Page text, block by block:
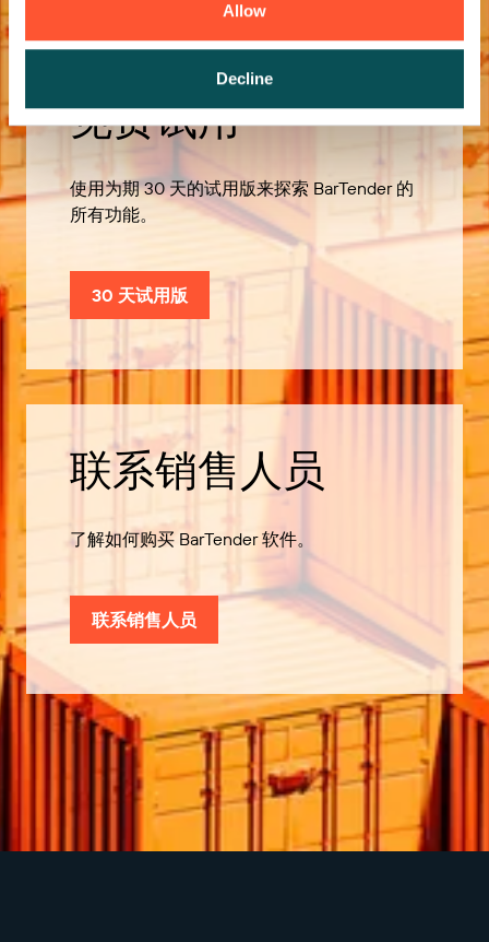
Allow
Decline
免费试用
使用为期 30 天的试用版来探索 BarTender 的
所有功能。
30 天试用版
联系销售人员
了解如何购买 BarTender 软件。
联系销售人员